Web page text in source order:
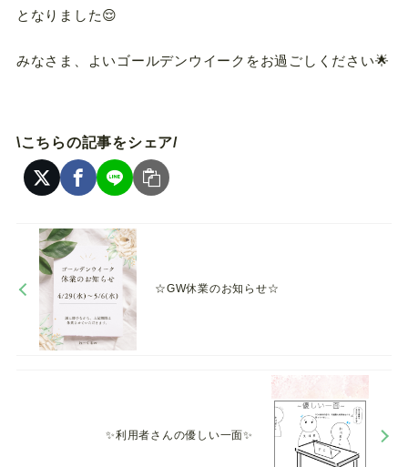
となりました😌
みなさま、よいゴールデンウイークをお過ごしください🌟
\こちらの記事をシェア/
☆GW休業のお知らせ☆
✨利用者さんの優しい一面✨